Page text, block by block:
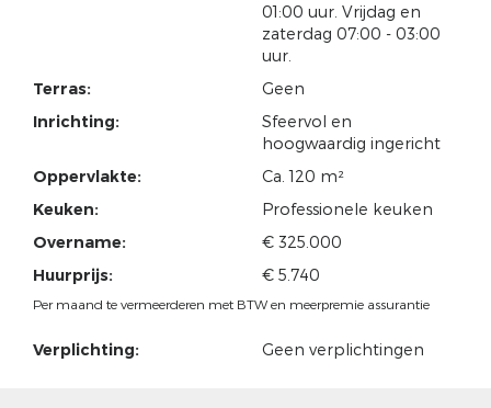
01:00 uur. Vrijdag en
zaterdag 07:00 - 03:00
uur.
Terras: Geen
Inrichting:
Sfeervol en
hoogwaardig ingericht
Oppervlakte: Ca. 120 m²
Keuken: Professionele keuken
Overname: € 325.000
Huurprijs: € 5.740
Per maand te vermeerderen met BTW en meerpremie assurantie
Verplichting: Geen verplichtingen